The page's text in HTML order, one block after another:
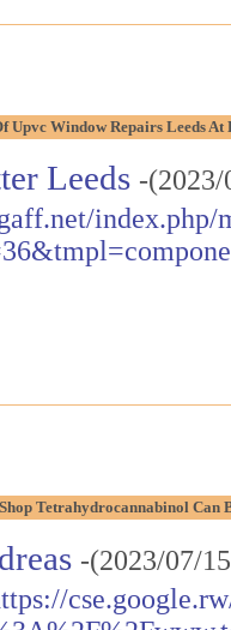
Upvc Window Repairs Leeds
Leeds -
index.php/
Tetrahydrocannabinol Can
-(2023/07/